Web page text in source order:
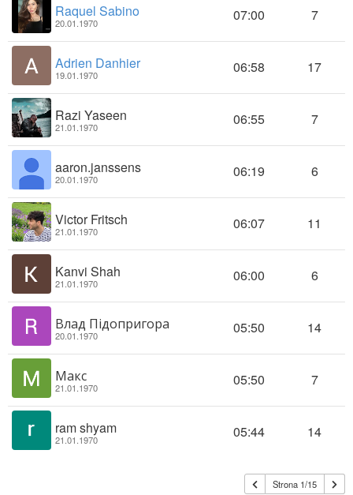
Raquel Sabino
20.01.1970 07:00 7
Adrien Danhier
19.01.1970 06:58 17
Razi Yaseen
21.01.1970 06:55 7
aaron.janssens
20.01.1970 06:19 6
Victor Fritsch
21.01.1970 06:07 11
Kanvi Shah
21.01.1970 06:00 6
Влад Підопригора
20.01.1970 05:50 14
Макс
21.01.1970 05:50 7
ram shyam
21.01.1970 05:44 14
Strona 1/15